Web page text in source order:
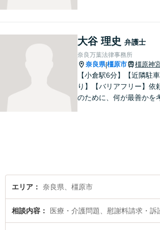
護士】地域密着型のアッ
ームなリーガルサービス
提供させていただきます
大谷 理史 弁護士
奈良万葉法律事務所
奈良県|橿原市 橿原神
【小倉駅6分】【近隣駐
り】【バリアフリー】依
のために、何が最善かを
エリア 奈良県、橿原市
相談内容 医療・介護問題、慰謝料請求・訴